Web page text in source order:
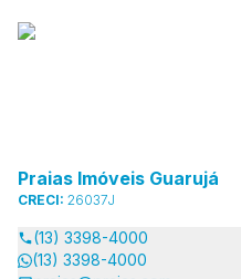
Praias Imóveis Guarujá
CRECI: 26037J
(13) 3398-4000
(13) 3398-4000